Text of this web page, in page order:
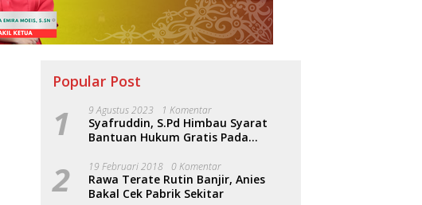
Popular Post
1 9 Agustus 2023 1 Komentar
Syafruddin, S.Pd Himbau Syarat
Bantuan Hukum Gratis Pada
2 19 Februari 2018 0 Komentar
Rawa Terate Rutin Banjir, Anies
Bakal Cek Pabrik Sekitar